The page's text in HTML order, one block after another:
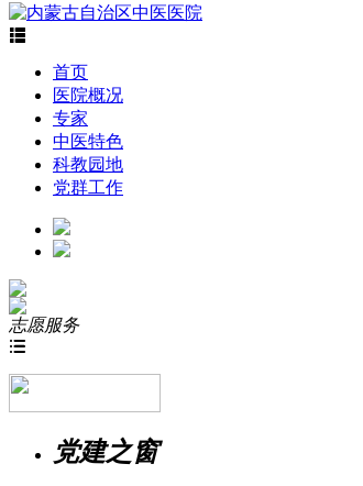

首页
医院概况
专家
中医特色
科教园地
党群工作
志愿服务

党建之窗